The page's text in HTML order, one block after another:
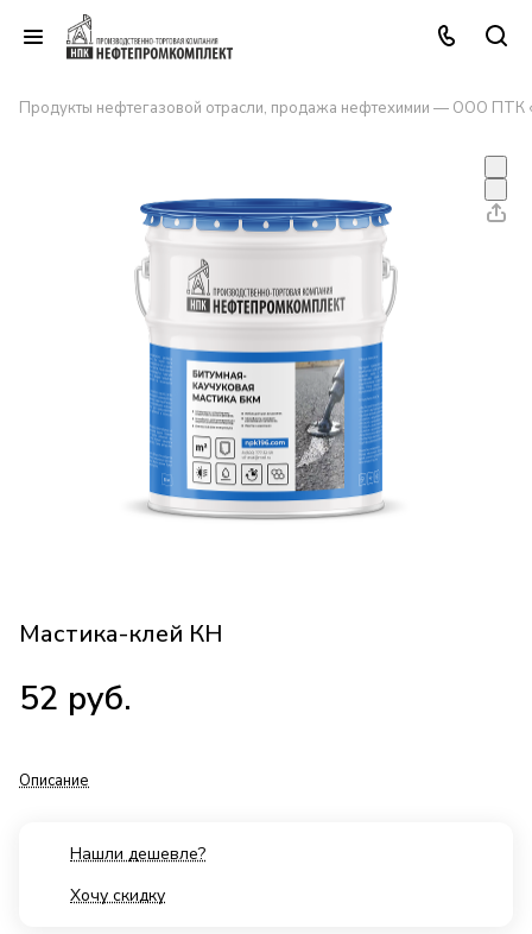
Продукты нефтегазовой отрасли, продажа нефтехимии — ООО ПТК
Мастика-клей КН
52 руб.
Описание
Нашли дешевле?
Хочу скидку